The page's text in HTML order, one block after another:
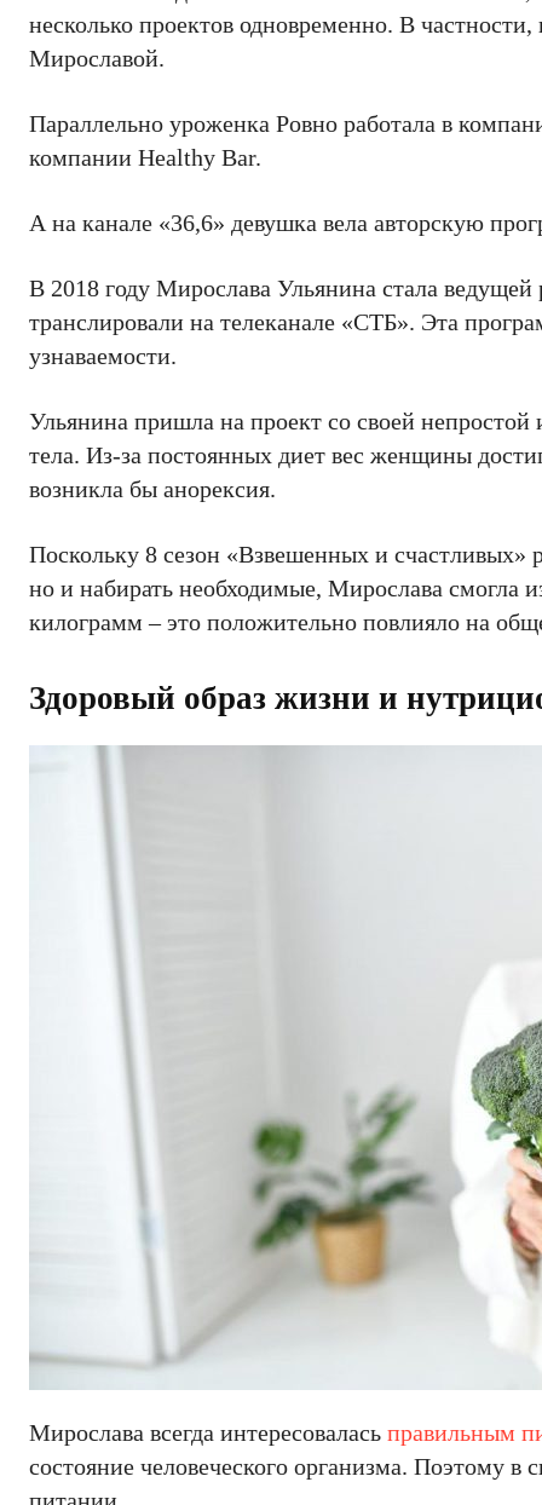
несколько проектов одновременно. В
Мирославой.
Параллельно уроженка Ровно работала в
компании Healthy Bar.
А на канале «36,6» девушка вела авторскую
В 2018 году Мирослава Ульянина стала
транслировали на телеканале «СТБ». Эта
узнаваемости.
Ульянина пришла на проект со своей
тела. Из-за постоянных диет вес женщины
возникла бы анорексия.
Поскольку 8 сезон «Взвешенных и
но и набирать необходимые, Мирослава смогла
килограмм – это положительно повлияло на
Здоровый образ жизни и
Мирослава всегда интересовалась правильным
состояние человеческого организма. Поэтому в